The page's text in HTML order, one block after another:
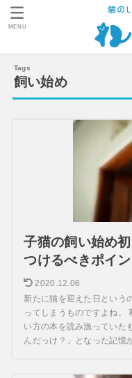
MENU
飼い始め
子猫の飼い始め
つけるべきポイ
2020.12.06
新たに猫を迎えた日という
ってしまうものですよね。
い方の本を読み漁っていた
んだっけ？」となった記憶